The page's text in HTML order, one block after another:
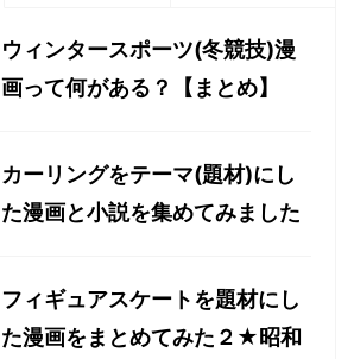
ウィンタースポーツ(冬競技)漫
画って何がある？【まとめ】
カーリングをテーマ(題材)にし
た漫画と小説を集めてみました
フィギュアスケートを題材にし
た漫画をまとめてみた２★昭和